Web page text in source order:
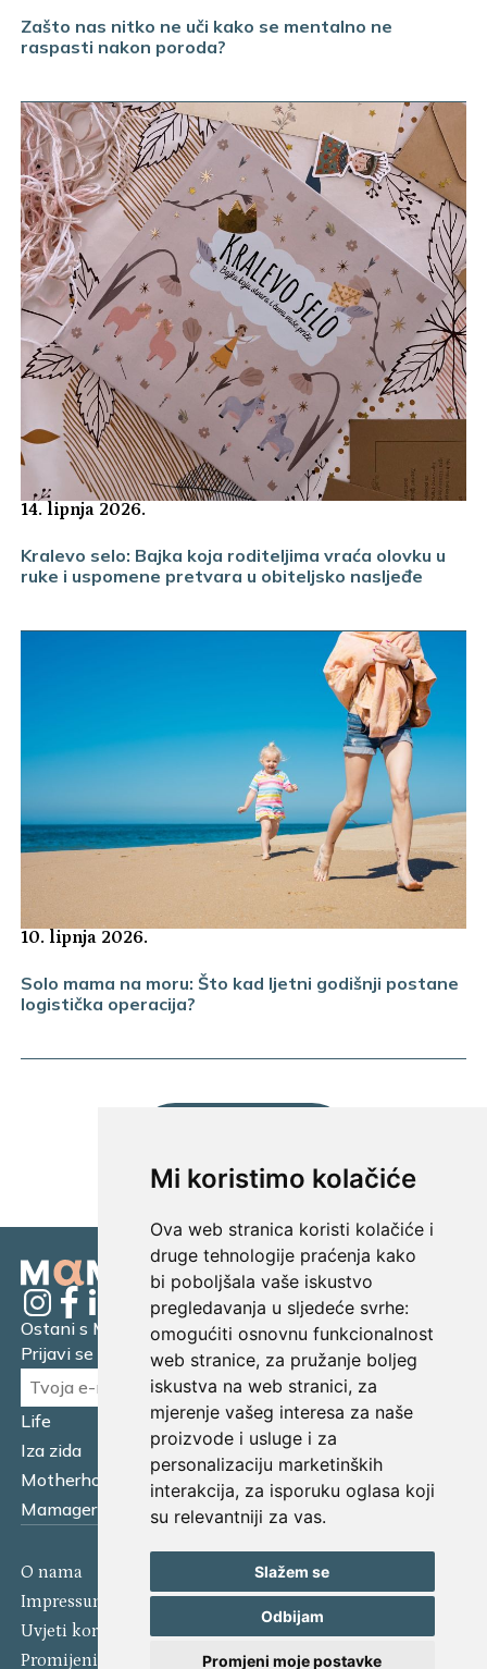
Mi koristimo kolačiće
Ova web stranica koristi kolačiće i
druge tehnologije praćenja kako
bi poboljšala vaše iskustvo
pregledavanja u sljedeće svrhe:
omogućiti osnovnu funkcionalnost
web stranice, za pružanje boljeg
iskustva na web stranici, za
mjerenje vašeg interesa za naše
proizvode i usluge i za
personalizaciju marketinških
interakcija, za isporuku oglasa koji
su relevantniji za vas.
Slažem se
Odbijam
Promjeni moje postavke
Zašto nas nitko ne uči kako se mentalno ne
raspasti nakon poroda?
14. lipnja 2026.
Kralevo selo: Bajka koja roditeljima vraća olovku u
ruke i uspomene pretvara u obiteljsko nasljeđe
10. lipnja 2026.
Solo mama na moru: Što kad ljetni godišnji postane
logistička operacija?
Life
Financijska pismenost
Iza zida
Business
Motherhood
Tatager
Mamager Intervju
Multitasking kitchen
Ostani s Mamagerom
Prijavi se na naš newsletter.
O nama
Kontakt
Impressum
Izjava o kolačićima
Uvjeti korištenja
Politika privatnosti
Promijeni postavke kolačića